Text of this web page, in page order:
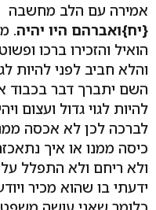
אמירה עם הלב מחשבה
{יח}ואברהם היו יהיה.
הואיל והזכירו ברכו
והלא חביב לפני להיות
השם יתברך דבר בכבוד
להיות לגוי גדול ועצום
לברכה לכן לא אכסה
כיסה ממנו או איך
ולא ריחם ולא התפלל
ידעתי בו שהוא מכיר